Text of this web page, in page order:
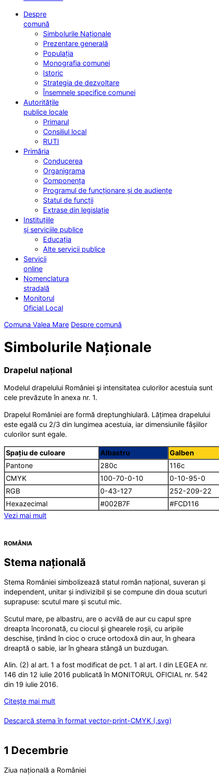
Despre
comună
Simbolurile Naționale
Prezentare generală
Populația
Monografia comunei
Istoric
Strategia de dezvoltare
Însemnele specifice comunei
Autoritățile
publice locale
Primarul
Consiliul local
RUTI
Primăria
Conducerea
Organigrama
Componența
Programul de funcționare și de audiențe
Statul de funcții
Extrase din legislație
Instituțiile
și serviciile publice
Educația
Alte servicii publice
Servicii
online
Nomenclatura
stradală
Monitorul
Oficial Local
Comuna Valea Mare Despre comună
Simbolurile Naționale
Drapelul național
Modelul drapelului României şi intensitatea culorilor acestuia sunt
cele prevăzute în anexa nr. 1.
Drapelul României are formă dreptunghiulară. Lățimea drapelului
este egală cu 2/3 din lungimea acestuia, iar dimensiunile fâșiilor
culorilor sunt egale.
Spațiu de culoare Albastru
Galben
Pantone
280c
116c
CMYK
100-70-0-10
0-10-95-0
RGB
0-43-127
252-209-22
Hexazecimal
#002B7F
#FCD116
Vezi mai mult
ROMÂNIA
Stema națională
Stema României simbolizează statul român național, suveran și
independent, unitar și indivizibil și se compune din doua scuturi
suprapuse: scutul mare și scutul mic.
Scutul mare, pe albastru, are o acvilă de aur cu capul spre
dreapta încoronată, cu ciocul şi ghearele roșii, cu aripile
deschise, ținând în cioc o cruce ortodoxă din aur, în gheara
dreaptă o sabie, iar în gheara stângă un buzdugan.
Alin. (2) al art. 1 a fost modificat de pct. 1 al art. I din LEGEA nr.
146 din 12 iulie 2016 publicată în MONITORUL OFICIAL nr. 542
din 19 iulie 2016.
Citește mai mult
Descarcă stema în format vector-print-CMYK (.svg)
1 Decembrie
Ziua națională a României